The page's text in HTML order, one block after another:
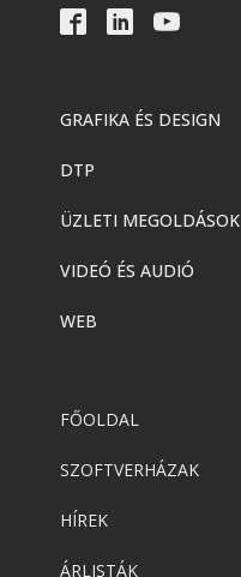
GRAFIKA ÉS DESIGN
DTP
ÜZLETI MEGOLDÁSOK
VIDEÓ ÉS AUDIÓ
WEB
FŐOLDAL
SZOFTVERHÁZAK
HÍREK
ÁRLISTÁK